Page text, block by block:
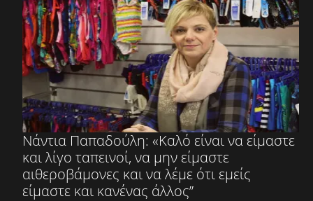
Νάντια Παπαδούλη: «Καλό είναι να είμαστε
και λίγο ταπεινοί, να μην είμαστε
αιθεροβάμονες και να λέμε ότι εμείς
είμαστε και κανένας άλλος”